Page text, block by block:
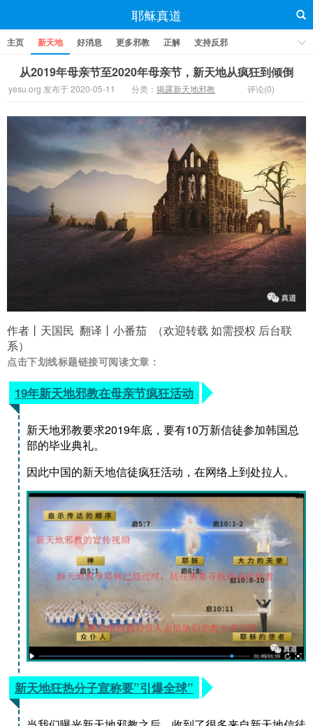
耶稣真道
主页 新天地 好消息 更多邪教 正解 支持反邪
从2019年母亲节至2020年母亲节，新天地从疯狂到倾倒
yesu.org 发布于 2020-05-11 分类： 揭露新天地邪教 评论(0)
作者丨天国民 翻译丨小番茄 （欢迎转载 如需授权 后台联
系）
点击下划线标题链接可阅读文章：
19年新天地邪教在母亲节疯狂活动
新天地邪教要求2019年底，要有10万新信徒参加韩国总
部的毕业典礼。
因此中国的新天地信徒疯狂活动，在网络上到处拉人。
新天地狂热分子宣称要”引爆全球”